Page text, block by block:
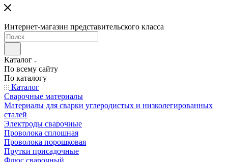
Интернет-магазин представительского класса
Каталог
По всему сайту
По каталогу
Каталог
Сварочные материалы
Материалы для сварки углеродистых и низколегированных
сталей
Электроды сварочные
Проволока сплошная
Проволока порошковая
Прутки присадочные
Флюс сварочный